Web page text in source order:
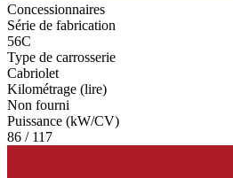
Concessionnaires
Série de fabrication
56C
Type de carrosserie
Cabriolet
Kilométrage (lire)
Non fourni
Puissance (kW/CV)
86 / 117